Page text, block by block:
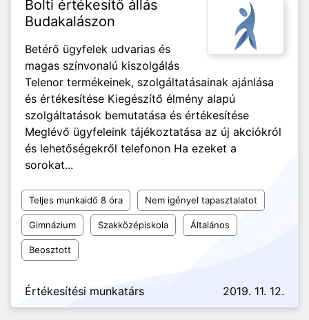
Bolti értékesítő állás
Budakalászon
Betérő ügyfelek udvarias és
magas színvonalú kiszolgálás
Telenor termékeinek, szolgáltatásainak ajánlása
és értékesítése Kiegészítő élmény alapú
szolgáltatások bemutatása és értékesítése
Meglévő ügyfeleink tájékoztatása az új akciókról
és lehetőségekről telefonon Ha ezeket a
sorokat...
Teljes munkaidő 8 óra Nem igényel tapasztalatot
Gimnázium Szakközépiskola Általános
Beosztott
Értékesítési munkatárs 2019. 11. 12.